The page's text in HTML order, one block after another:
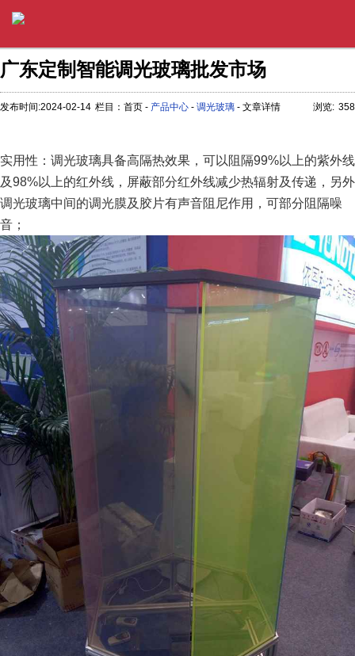
广东定制智能调光玻璃批发市场
发布时间:2024-02-14 栏目：首页 - 产品中心 - 调光玻璃 - 文章详情 浏览: 358
实用性：调光玻璃具备高隔热效果，可以阻隔99%以上的紫外线
及98%以上的红外线，屏蔽部分红外线减少热辐射及传递，另外
调光玻璃中间的调光膜及胶片有声音阻尼作用，可部分阻隔噪
音；